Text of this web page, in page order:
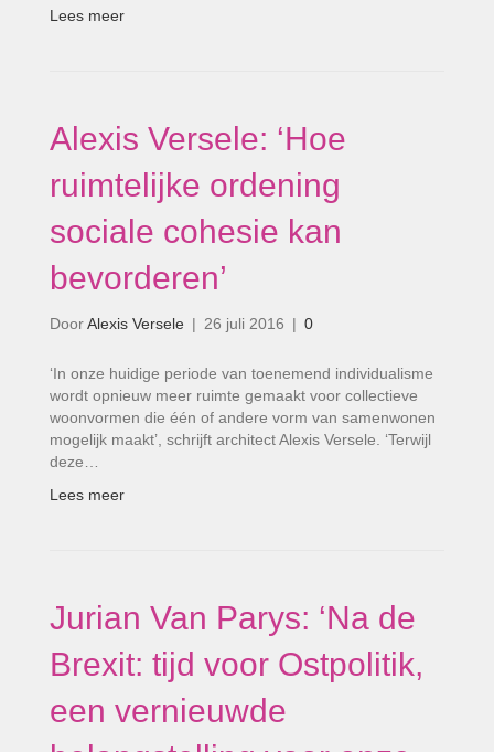
Lees meer
Alexis Versele: ‘Hoe
ruimtelijke ordening
sociale cohesie kan
bevorderen’
DoorAlexis Versele | 26 juli 2016 | 0
‘In onze huidige periode van toenemend individualisme
wordt opnieuw meer ruimte gemaakt voor collectieve
woonvormen die één of andere vorm van samenwonen
mogelijk maakt’, schrijft architect Alexis Versele. ‘Terwijl
deze…
Lees meer
Jurian Van Parys: ‘Na de
Brexit: tijd voor Ostpolitik,
een vernieuwde